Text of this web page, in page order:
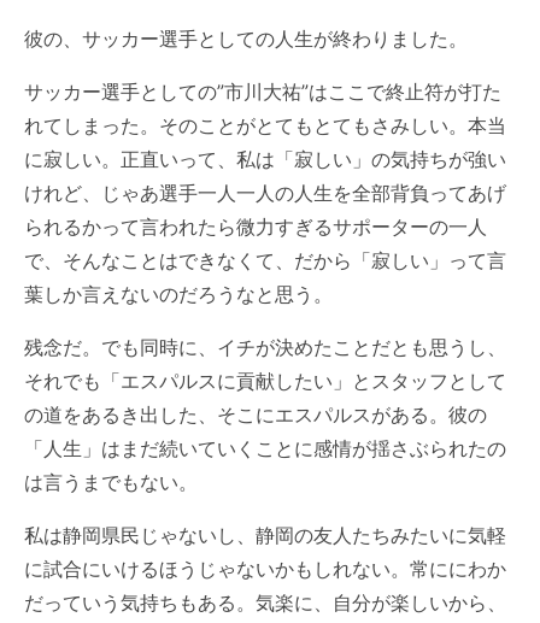
彼の、サッカー選手としての人生が終わりました。
サッカー選手としての”市川大祐”はここで終止符が打た
れてしまった。そのことがとてもとてもさみしい。本当
に寂しい。正直いって、私は「寂しい」の気持ちが強い
けれど、じゃあ選手一人一人の人生を全部背負ってあげ
られるかって言われたら微力すぎるサポーターの一人
で、そんなことはできなくて、だから「寂しい」って言
葉しか言えないのだろうなと思う。
残念だ。でも同時に、イチが決めたことだとも思うし、
それでも「エスパルスに貢献したい」とスタッフとして
の道をあるき出した、そこにエスパルスがある。彼の
「人生」はまだ続いていくことに感情が揺さぶられたの
は言うまでもない。
私は静岡県民じゃないし、静岡の友人たちみたいに気軽
に試合にいけるほうじゃないかもしれない。常ににわか
だっていう気持ちもある。気楽に、自分が楽しいから、